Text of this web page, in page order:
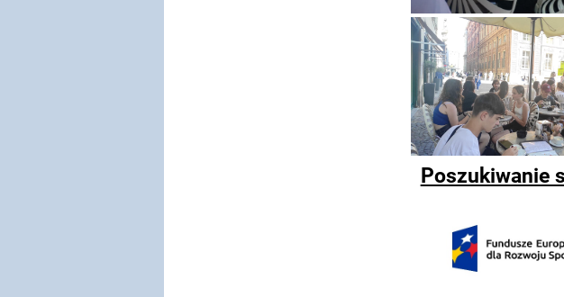
Poszukiwanie